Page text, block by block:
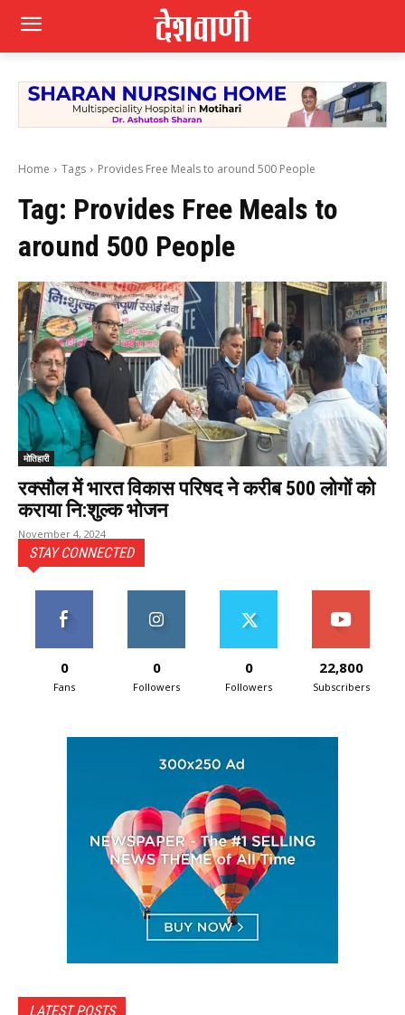
Home Tags Provides Free Meals to around 500 People
Tag: Provides Free Meals to
around 500 People
मोतिहारी
रक्सौल में भारत विकास परिषद ने करीब 500 लोगों को
कराया नि:शुल्क भोजन
November 4, 2024
STAY CONNECTED
0
Fans
0
Followers
0
Followers
22,800
Subscribers
LATEST POSTS